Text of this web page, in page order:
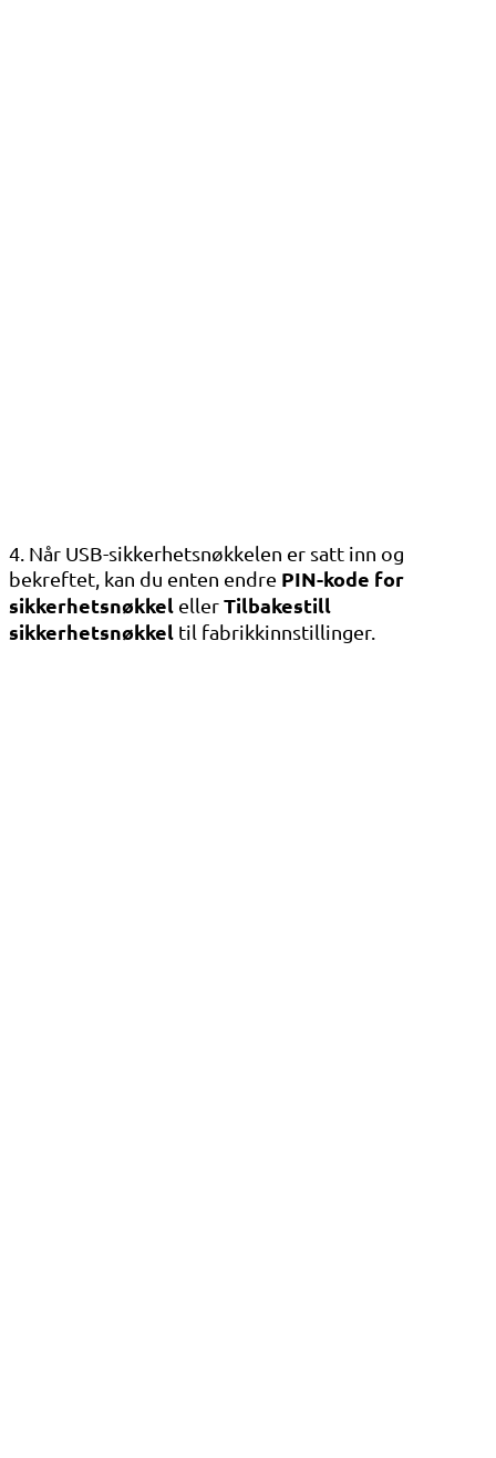
4. Når USB-sikkerhetsnøkkelen er satt inn og
bekreftet, kan du enten endre PIN-kode for
sikkerhetsnøkkel ellerTilbakestill
sikkerhetsnøkkel til fabrikkinnstillinger.